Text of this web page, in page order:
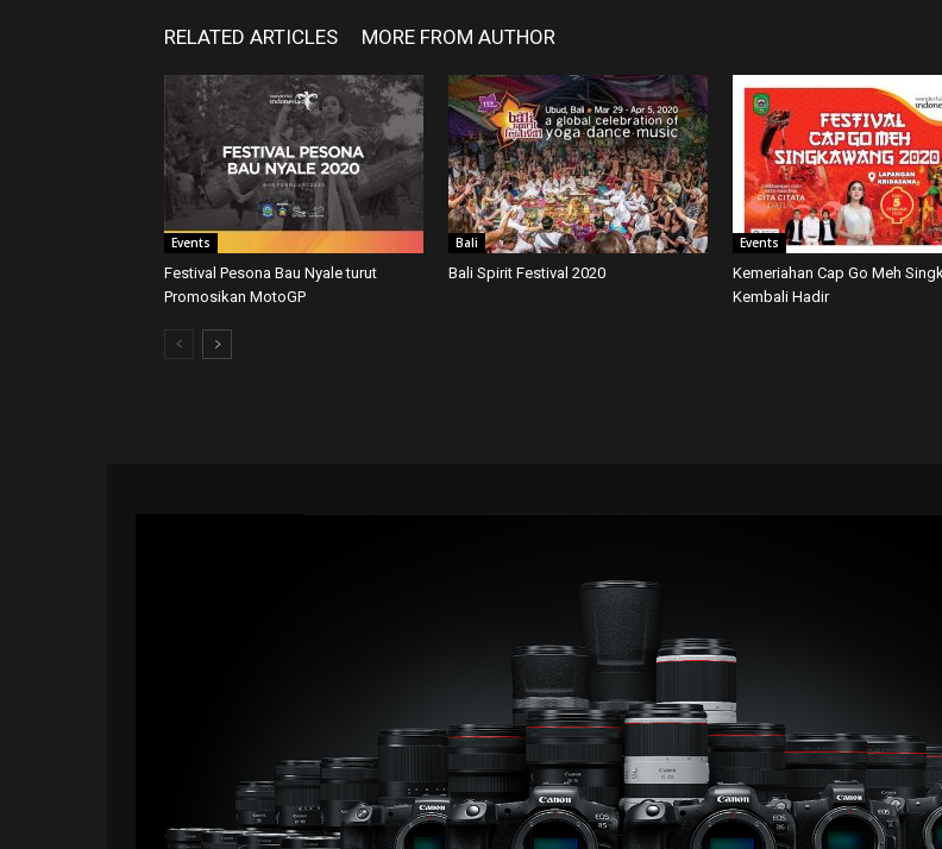
RELATED ARTICLES MORE FROM AUTHOR
Events
Festival Pesona Bau Nyale turut
Promosikan MotoGP
Bali
Bali Spirit Festival 2020
Events
Kemeriahan Cap Go Meh
Kembali Hadir